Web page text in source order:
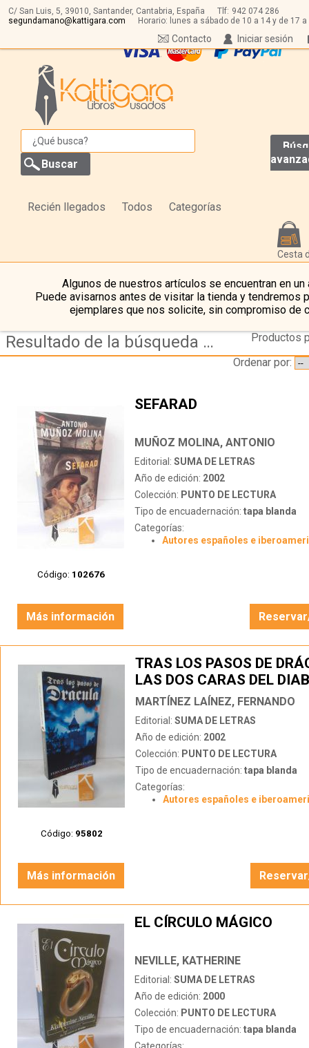
C/ San Luis, 5, 39010, Santander, Cantabria, España Tlf: 942 074 286
segundamano@kattigara.com
Horario: lunes a sábado de 10 a 14 y de 17 a
Iniciar sesión
Contacto
Recién llegados Todos Categorías
Cesta
Algunos de nuestros artículos se encuentran en un
Puede avisarnos antes de visitar la tienda y tendremos
ejemplares que nos solicite, sin compromiso de
Resultado de la búsqueda de coleccion punto de lectura
Productos
Ordenar por:
Código: 102676
SEFARAD
MUÑOZ MOLINA, ANTONIO
Editorial: SUMA DE LETRAS
Año de edición: 2002
Colección: PUNTO DE LECTURA
Tipo de encuadernación: tapa blanda
Categorías:
Autores españoles e
Más información
Código: 95802
TRAS LOS PASOS DE
LAS DOS CARAS DEL
MARTÍNEZ LAÍNEZ, FERNANDO
Editorial: SUMA DE LETRAS
Año de edición: 2002
Colección: PUNTO DE LECTURA
Tipo de encuadernación: tapa blanda
Categorías:
Autores españoles e
Más información
EL CÍRCULO MÁGICO
NEVILLE, KATHERINE
Editorial: SUMA DE LETRAS
Año de edición: 2000
Colección: PUNTO DE LECTURA
Tipo de encuadernación: tapa blanda